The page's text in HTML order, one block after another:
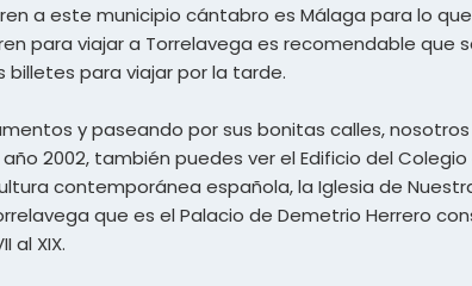
a este municipio cántabro es Málaga para lo
para viajar a Torrelavega es recomendable que
para viajar por la tarde.
y paseando por sus bonitas calles,
2002, también puedes ver el Edificio del
contemporánea española, la Iglesia de
que es el Palacio de Demetrio Herrero
al XIX.